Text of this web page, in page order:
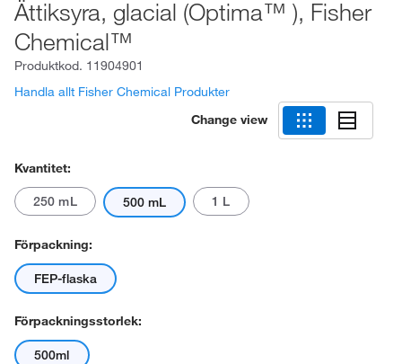
Ättiksyra, glacial (Optima™ ), Fisher
Chemical™
Produktkod. 11904901
Handla allt Fisher Chemical Produkter
Change view
Kvantitet:
250 mL 500 mL 1 L
Förpackning:
FEP-flaska
Förpackningsstorlek:
500ml